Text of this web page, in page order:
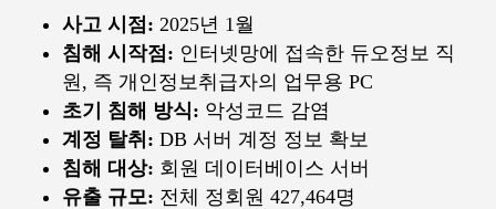
사고 시점: 2025년 1월
침해 시작점: 인터넷망에 접속한 듀오정보 직
원, 즉 개인정보취급자의 업무용 PC
초기 침해 방식: 악성코드 감염
계정 탈취: DB 서버 계정 정보 확보
침해 대상: 회원 데이터베이스 서버
유출 규모: 전체 정회원 427,464명